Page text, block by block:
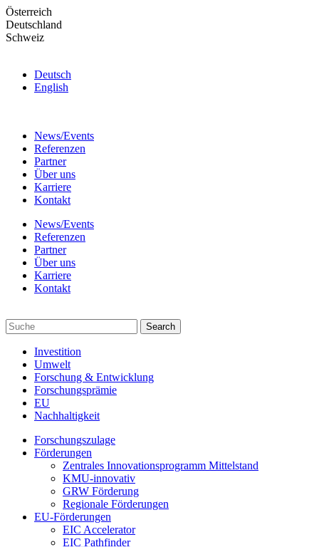
Skip
to
the
Österreich
Deutschland
Schweiz
Deutsch
English
News/Events
Referenzen
Partner
Über uns
Karriere
Kontakt
News/Events
Referenzen
Partner
Über uns
Karriere
Kontakt
Investition
Umwelt
Forschung & Entwicklung
Forschungsprämie
EU
Nachhaltigkeit
Forschungszulage
Förderungen
Zentrales Innovationsprogramm Mittelstand
KMU-innovativ
GRW Förderung
Regionale Förderungen
EU-Förderungen
EIC Accelerator
EIC Pathfinder